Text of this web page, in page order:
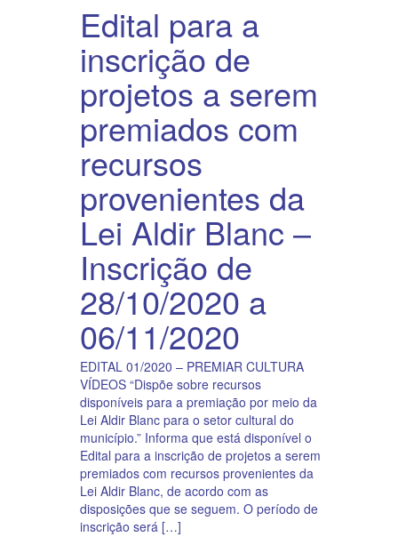
Edital para a
inscrição de
projetos a serem
premiados com
recursos
provenientes da
Lei Aldir Blanc –
Inscrição de
28/10/2020 a
06/11/2020
EDITAL 01/2020 – PREMIAR CULTURA
VÍDEOS “Dispõe sobre recursos
disponíveis para a premiação por meio da
Lei Aldir Blanc para o setor cultural do
município.” Informa que está disponível o
Edital para a inscrição de projetos a serem
premiados com recursos provenientes da
Lei Aldir Blanc, de acordo com as
disposições que se seguem. O período de
inscrição será […]